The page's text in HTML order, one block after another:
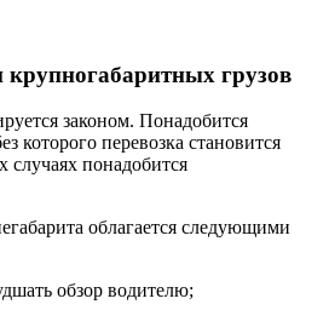
крупногабаритных грузов
законом. Понадобится
которого перевозка становится
случаях понадобится
облагается следующими
обзор водителю;